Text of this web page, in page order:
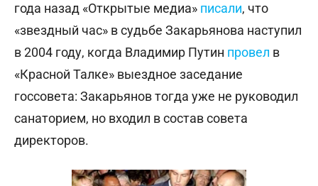
года назад «Открытые медиа» писали, что
«звездный час» в судьбе Закарьянова наступил
в 2004 году, когда Владимир Путин провел в
«Красной Талке» выездное заседание
госсовета: Закарьянов тогда уже не руководил
санаторием, но входил в состав совета
директоров.